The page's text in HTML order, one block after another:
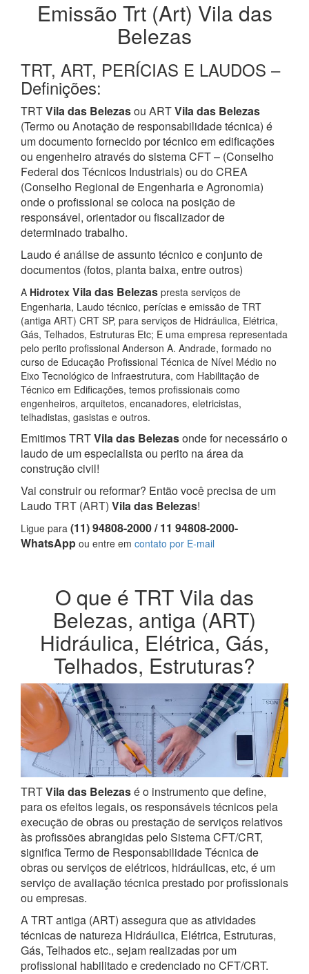
Emissão Trt (Art) Vila das
Belezas
TRT, ART, PERÍCIAS E LAUDOS –
Definições:
TRTVila das Belezasou ARTVila das Belezas
(Termo ou Anotação de responsabilidade técnica) é
um documento fornecido por técnico em edificações
ou engenheiro através do sistema CFT – (Conselho
Federal dos Técnicos Industriais) ou do CREA
(Conselho Regional de Engenharia e Agronomia)
onde o profissional se coloca na posição de
responsável, orientador ou fiscalizador de
determinado trabalho.
Laudo é análise de assunto técnico e conjunto de
documentos (fotos, planta baixa, entre outros)
A Hidrotex Vila das Belezas presta serviços de
Engenharia, Laudo técnico, perícias e emissão de TRT
(antiga ART) CRT SP, para serviços de Hidráulica, Elétrica,
Gás, Telhados, Estruturas Etc; E uma empresa representada
pelo perito profissional Anderson A. Andrade, formado no
curso de Educação Profissional Técnica de Nível Médio no
Eixo Tecnológico de Infraestrutura, com Habilitação de
Técnico em Edificações, temos profissionais como
engenheiros, arquitetos, encanadores, eletricistas,
telhadistas, gasistas e outros.
Emitimos TRTVila das Belezasonde for necessário o
laudo de um especialista ou perito na área da
construção civil!
Vai construir ou reformar? Então você precisa de um
Laudo TRT (ART) Vila das Belezas!
Ligue para (11) 94808-2000 / 11 94808-2000-
WhatsApp ou entre em contato por E-mail
O que é TRT Vila das
Belezas, antiga (ART)
Hidráulica, Elétrica, Gás,
Telhados, Estruturas?
TRTVila das Belezasé o instrumento que define,
para os efeitos legais, os responsáveis técnicos pela
execução de obras ou prestação de serviços relativos
às profissões abrangidas pelo Sistema CFT/CRT,
significa Termo de Responsabilidade Técnica de
obras ou serviços de elétricos, hidráulicas, etc, é um
serviço de avaliação técnica prestado por profissionais
ou empresas.
A TRT antiga (ART) assegura que as atividades
técnicas de natureza Hidráulica, Elétrica, Estruturas,
Gás, Telhados etc., sejam realizadas por um
profissional habilitado e credenciado no CFT/CRT.